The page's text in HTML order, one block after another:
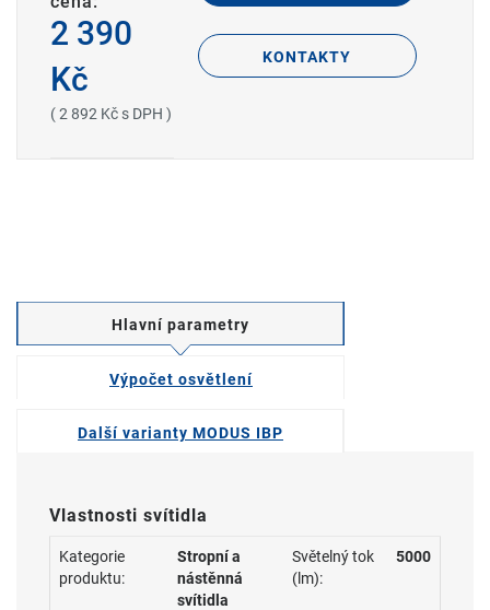
2 390
Kč
( 2 892 Kč s DPH )
KONTAKTY
Hlavní parametry
Výpočet osvětlení
Další varianty MODUS IBP
Vlastnosti svítidla
Kategorie
produktu:
Stropní a
nástěnná
svítidla
Světelný tok
(lm):
5000